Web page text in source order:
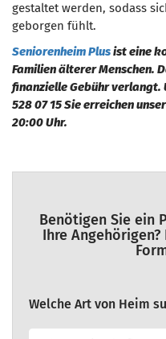
gestaltet werden, sodass
geborgen fühlt.
Seniorenheim Plusist eine
Familien älterer Menschen.
finanzielle Gebühr verlangt.
528 07 15 Sie erreichen
20:00 Uhr.
Benötigen Sie ein
Ihre
Welche Art von Heim